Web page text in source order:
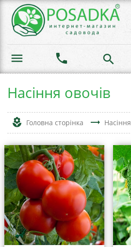
menu phone search
Насіння овочів
local_florist Головна сторінка trending_flat Насіння